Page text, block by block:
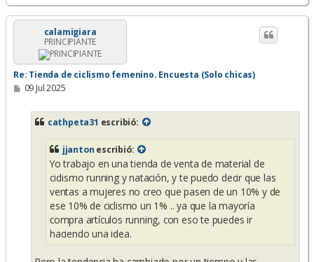
r
r
calamigiara
PRINCIPIANTE
Re: Tienda de ciclismo femenino. Encuesta (Solo chicas)
M
09 Jul 2025
cathpeta31 escribió:
jjanton escribió:
Yo trabajo en una tienda de venta de material de
ciclismo running y natación, y te puedo decir que las
ventas a mujeres no creo que pasen de un 10% y de
ese 10% de ciclismo un 1% .. ya que la mayoría
compra artículos running, con eso te puedes ir
haciendo una idea.